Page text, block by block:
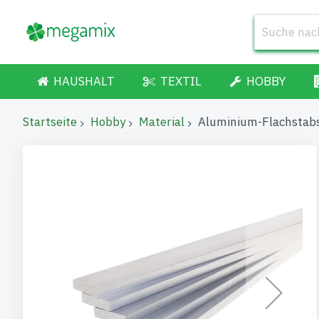
HAUSHALT TEXTIL HOBBY
Startseite Hobby Material Aluminium-